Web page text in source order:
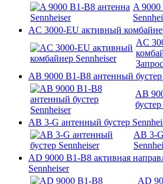
A 9000
AC 3000-EU активный
AC
AB 9000 B1-B8 антенный бустер
AB
AB 3-G антенный бустер
AB 3-
AD 9000 B1-B8 активная
Sennheiser
AD